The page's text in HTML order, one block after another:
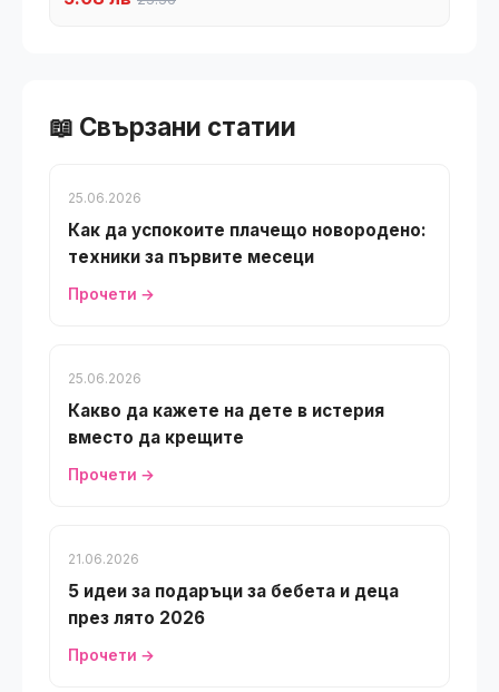
📖 Свързани статии
25.06.2026
Как да успокоите плачещо новородено:
техники за първите месеци
Прочети →
25.06.2026
Какво да кажете на дете в истерия
вместо да крещите
Прочети →
21.06.2026
5 идеи за подаръци за бебета и деца
през лято 2026
Прочети →